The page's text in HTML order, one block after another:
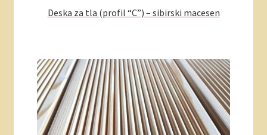
Deska za tla (profil “C”) – sibirski macesen